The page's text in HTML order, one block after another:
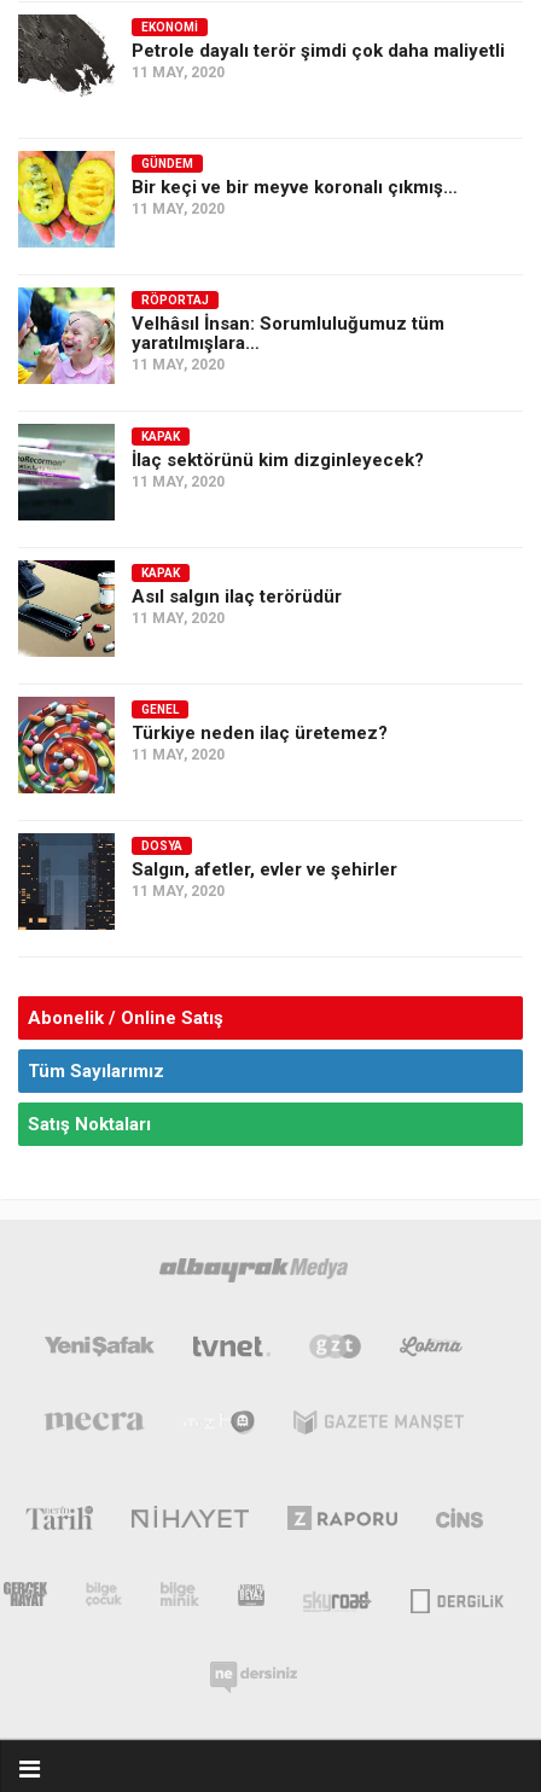
EKONOMI
Petrole dayalı terör şimdi çok daha maliyetli
11 MAY, 2020
GÜNDEM
Bir keçi ve bir meyve koronalı çıkmış…
11 MAY, 2020
RÖPORTAJ
Velhâsıl İnsan: Sorumluluğumuz tüm
yaratılmışlara…
11 MAY, 2020
KAPAK
İlaç sektörünü kim dizginleyecek?
11 MAY, 2020
KAPAK
Asıl salgın ilaç terörüdür
11 MAY, 2020
GENEL
Türkiye neden ilaç üretemez?
11 MAY, 2020
DOSYA
Salgın, afetler, evler ve şehirler
11 MAY, 2020
Abonelik / Online Satış
Tüm Sayılarımız
Satış Noktaları